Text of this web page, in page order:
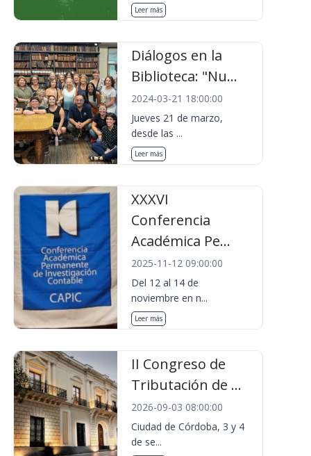
Leer más
Diálogos en la
Biblioteca: "Nu...
2024-03-21 18:00:00
Jueves 21 de marzo,
desde las ...
Leer más
XXXVI
Conferencia
Académica Pe...
2025-11-12 09:00:00
Del 12 al 14 de
noviembre en n...
Leer más
II Congreso de
Tributación de ...
2026-09-03 08:00:00
Ciudad de Córdoba, 3 y 4
de se...